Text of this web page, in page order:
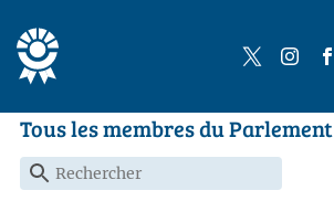
Tous les membres du Parlement